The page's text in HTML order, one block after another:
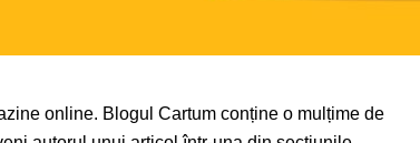
online. Blogul Cartum conține o mulțime de